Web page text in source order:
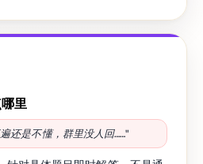
里
还是不懂，群里没人回……"